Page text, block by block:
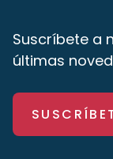
Suscríbete a
últimas